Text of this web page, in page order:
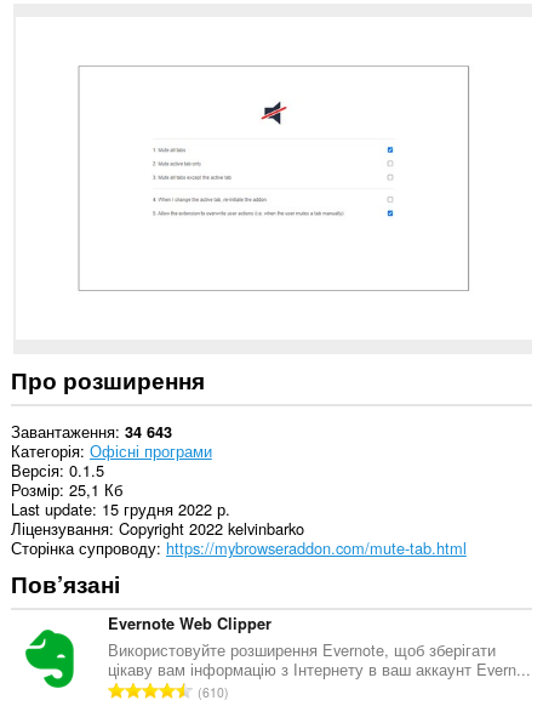
Про розширення
Завантаження 34 643
Категорія Офісні програми
Версія 0.1.5
Розмір 25,1 Кб
Last update 15 грудня 2022 р.
Ліцензування Copyright 2022 kelvinbarko
Сторінка супроводу https://mybrowseraddon.com/mute-tab.html
Пов’язані
Evernote Web Clipper
Використовуйте розширення Evernote, щоб зберігати
цікаву вам інформацію з Інтернету в ваш аккаунт Evern...
З610